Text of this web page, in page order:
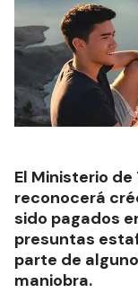
El Ministerio
reconocerá
sido pagados
presuntas
parte de
maniobra.